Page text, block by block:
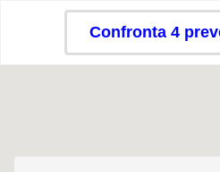
Confronta 4